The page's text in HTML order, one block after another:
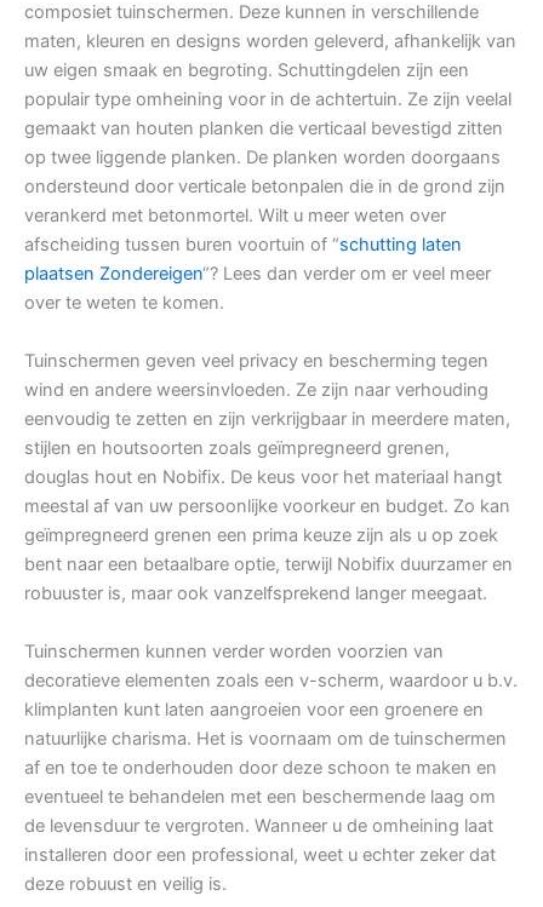
composiet tuinschermen. Deze kunnen in verschillende
maten, kleuren en designs worden geleverd, afhankelijk van
uw eigen smaak en begroting. Schuttingdelen zijn een
populair type omheining voor in de achtertuin. Ze zijn veelal
gemaakt van houten planken die verticaal bevestigd zitten
op twee liggende planken. De planken worden doorgaans
ondersteund door verticale betonpalen die in de grond zijn
verankerd met betonmortel. Wilt u meer weten over
afscheiding tussen buren voortuin of “schutting laten
plaatsen Zondereigen“? Lees dan verder om er veel meer
over te weten te komen.
Tuinschermen geven veel privacy en bescherming tegen
wind en andere weersinvloeden. Ze zijn naar verhouding
eenvoudig te zetten en zijn verkrijgbaar in meerdere maten,
stijlen en houtsoorten zoals geïmpregneerd grenen,
douglas hout en Nobifix. De keus voor het materiaal hangt
meestal af van uw persoonlijke voorkeur en budget. Zo kan
geïmpregneerd grenen een prima keuze zijn als u op zoek
bent naar een betaalbare optie, terwijl Nobifix duurzamer en
robuuster is, maar ook vanzelfsprekend langer meegaat.
Tuinschermen kunnen verder worden voorzien van
decoratieve elementen zoals een v-scherm, waardoor u b.v.
klimplanten kunt laten aangroeien voor een groenere en
natuurlijke charisma. Het is voornaam om de tuinschermen
af en toe te onderhouden door deze schoon te maken en
eventueel te behandelen met een beschermende laag om
de levensduur te vergroten. Wanneer u de omheining laat
installeren door een professional, weet u echter zeker dat
deze robuust en veilig is.